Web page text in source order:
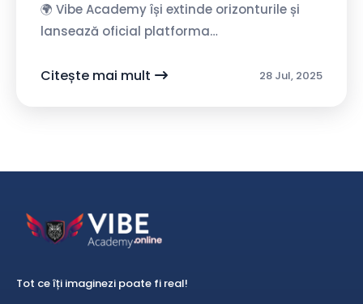
🌍 Vibe Academy își extinde orizonturile și
lansează oficial platforma
educațional modern, dedicat copiilor
Citește mai mult 28 Jul, 2025
Tot ce îți imaginezi poate fi real!